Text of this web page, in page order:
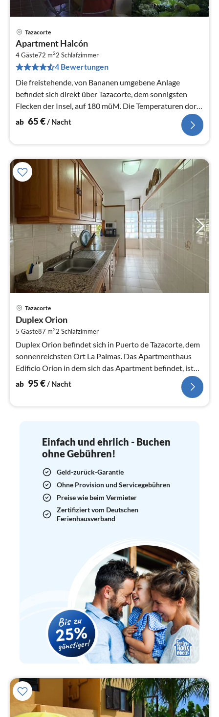
Tazacorte
Apartment Halcón
4 Gäste72 m22 Schlafzimmer
4 Bewertungen
Die freistehende, von Bananen umgebene Anlage
befindet sich direkt über Tazacorte, dem sonnigsten
Flecken der Insel, auf 180 müM. Die Temperaturen dort
sind ganzjährig mild.
ab 65€/ Nacht
Tazacorte
Duplex Orion
5 Gäste87 m22 Schlafzimmer
Duplex Orion befindet sich in Puerto de Tazacorte, dem
sonnenreichsten Ort La Palmas. Das Apartmenthaus
Edificio Orion in dem sich das Apartment befindet, ist
nur gut 100m vom...
ab 95€/ Nacht
Einfach und ehrlich - Buchen
ohne Gebühren!
Geld-zurück-Garantie
Ohne Provision und Servicegebühren
Preise wie beim Vermieter
Zertifiziert vom Deutschen
Ferienhausverband